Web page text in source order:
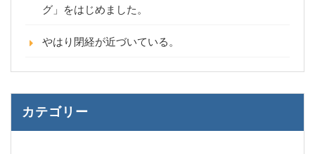
グ」をはじめました。
やはり閉経が近づいている。
カテゴリー